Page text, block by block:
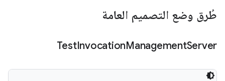
طُرق وضع التصميم العامة
TestInvocationManagementServer